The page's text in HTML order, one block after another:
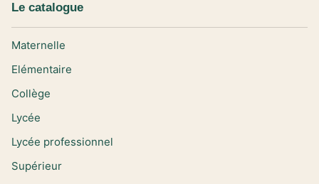
Le catalogue
Maternelle
Elémentaire
Collège
Lycée
Lycée professionnel
Supérieur